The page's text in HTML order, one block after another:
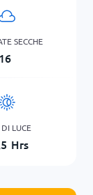
SECCHE
16
LUCE
Hrs